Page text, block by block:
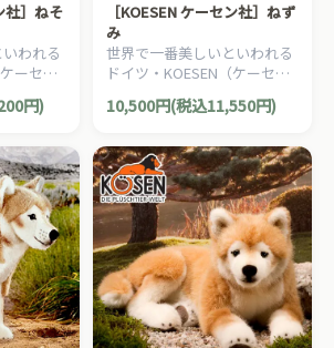
社］ねそ
われる
ーセン
み。愛
/ネコ）
円)
［KOESEN ケーセン社］ねず
み
世界で一番美しいといわれる
ドイツ・KOESEN（ケーセン
社）の動物のぬいぐるみ。愛
らしい表情のネズミのぬいぐ
10,500円(税込11,550円)